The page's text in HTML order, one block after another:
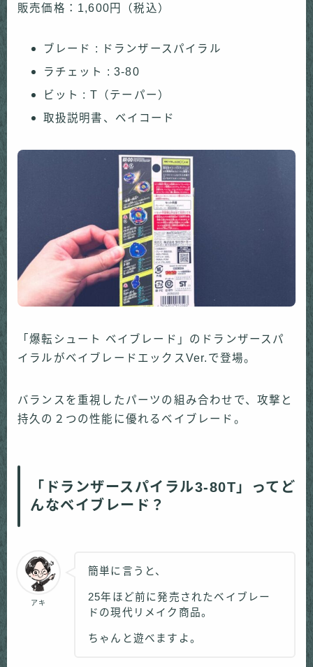
販売価格：1,600円（税込）
ブレード : ドランザースパイラル
ラチェット : 3-80
ビット : T（テーパー）
取扱説明書、ベイコード
「爆転シュート ベイブレード」のドランザースパ
イラルがベイブレードエックスVer.で登場。
バランスを重視したパーツの組み合わせで、攻撃と
持久の２つの性能に優れるベイブレード。
「ドランザースパイラル3-80T」ってど
んなベイブレード？
アキ
簡単に言うと、
25年ほど前に発売されたベイブレー
ドの現代リメイク商品。
ちゃんと遊べますよ。